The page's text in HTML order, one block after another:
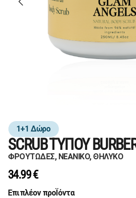
1+1 Δώρο
SCRUB TΥΠΟΥ
ΦΡΟΥΤΩΔΕΣ, ΝΕΑΝΙΚΟ, ΘΗΛΥΚΟ
34.99€
Επιπλέον προΪόντα